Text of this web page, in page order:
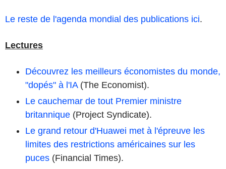
Le reste de l'agenda mondial des publications ici.
Lectures
Découvrez les meilleurs économistes du monde,
"dopés" à l'IA(The Economist).
Le cauchemar de tout Premier ministre
britannique (Project Syndicate).
Le grand retour d'Huawei met à l'épreuve les
limites des restrictions américaines sur les
puces (Financial Times).